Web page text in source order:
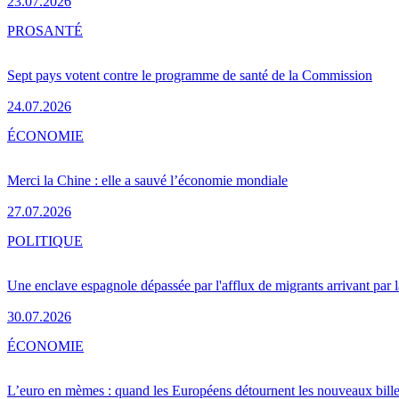
Sept pays votent contre le programme de santé de la Commission
24.07.2026
PROSANTÉ
Merci la Chine : elle a sauvé l’économie mondiale
27.07.2026
ÉCONOMIE
Une enclave espagnole dépassée par l'afflux de migrants arrivant par
30.07.2026
POLITIQUE
L’euro en mèmes : quand les Européens détournent les nouveaux
ÉCONOMIE